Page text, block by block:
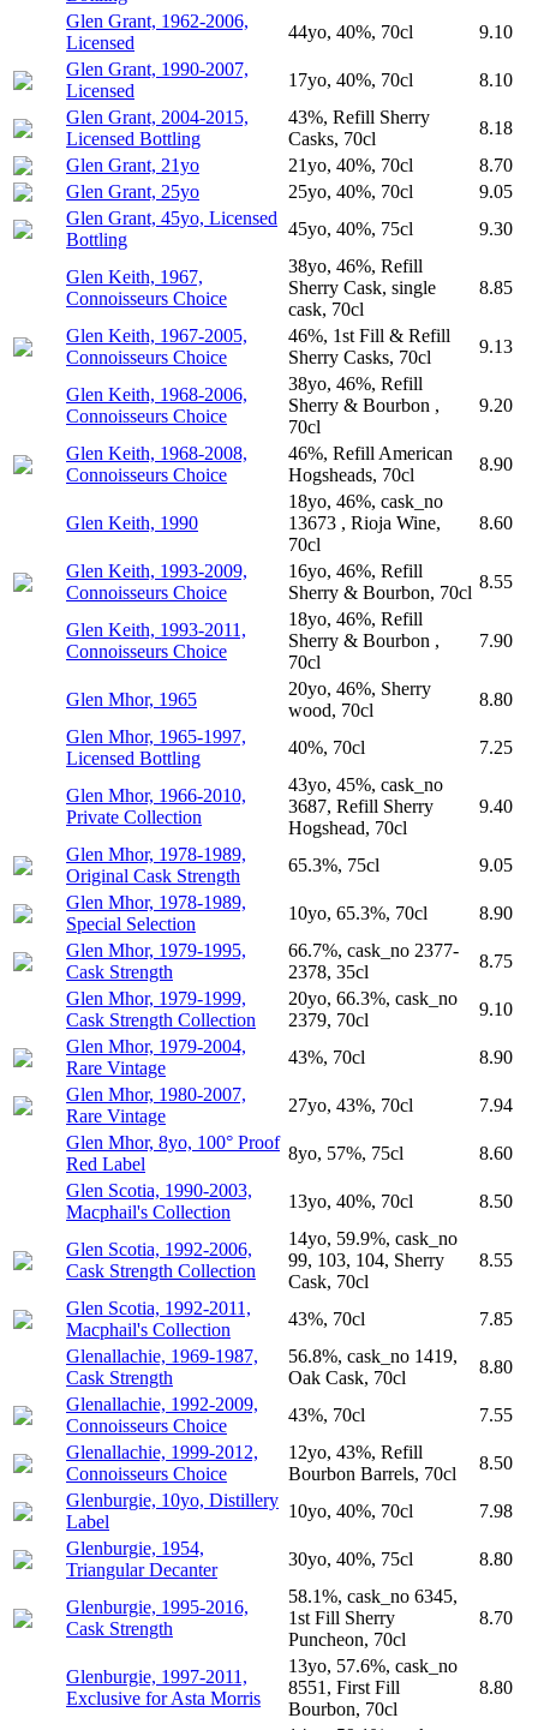
Glen Grant, 1962-2006,
Licensed
44yo, 40%, 70cl
9.10
Glen Grant, 1990-2007,
Licensed
17yo, 40%, 70cl
8.10
Glen Grant, 2004-2015,
Licensed Bottling
43%, Refill Sherry
Casks, 70cl
8.18
Glen Grant, 21yo
21yo, 40%, 70cl
8.70
Glen Grant, 25yo
25yo, 40%, 70cl
9.05
Glen Grant, 45yo, Licensed
Bottling
45yo, 40%, 75cl 9.30
Glen Keith, 1967,
Connoisseurs Choice
38yo, 46%, Refill
Sherry Cask, single
cask, 70cl
8.85
Glen Keith, 1967-2005,
Connoisseurs Choice
46%, 1st Fill & Refill
Sherry Casks, 70cl
9.13
Glen Keith, 1968-2006,
Connoisseurs Choice
38yo, 46%, Refill
Sherry & Bourbon ,
70cl
9.20
Glen Keith, 1968-2008,
Connoisseurs Choice
46%, Refill American
Hogsheads, 70cl
8.90
Glen Keith, 1990
18yo, 46%, cask_no
13673 , Rioja Wine,
70cl
8.60
Glen Keith, 1993-2009,
Connoisseurs Choice
16yo, 46%, Refill
Sherry & Bourbon, 70cl
8.55
Glen Keith, 1993-2011,
Connoisseurs Choice
18yo, 46%, Refill
Sherry & Bourbon ,
70cl
7.90
Glen Mhor, 1965
20yo, 46%, Sherry
wood, 70cl
8.80
Glen Mhor, 1965-1997,
Licensed Bottling
40%, 70cl 7.25
Glen Mhor, 1966-2010,
Private Collection
43yo, 45%, cask_no
3687, Refill Sherry
Hogshead, 70cl
9.40
Glen Mhor, 1978-1989,
Original Cask Strength
65.3%, 75cl
9.05
Glen Mhor, 1978-1989,
Special Selection
10yo, 65.3%, 70cl
8.90
Glen Mhor, 1979-1995,
Cask Strength
66.7%, cask_no 2377-
2378, 35cl
8.75
Glen Mhor, 1979-1999,
Cask Strength Collection
20yo, 66.3%, cask_no
2379, 70cl
9.10
Glen Mhor, 1979-2004,
Rare Vintage
43%, 70cl
8.90
Glen Mhor, 1980-2007,
Rare Vintage
27yo, 43%, 70cl
7.94
Glen Mhor, 8yo, 100° Proof
Red Label
8yo, 57%, 75cl
8.60
Glen Scotia, 1990-2003,
Macphail's Collection
13yo, 40%, 70cl 8.50
Glen Scotia, 1992-2006,
Cask Strength Collection
14yo, 59.9%, cask_no
99, 103, 104, Sherry
Cask, 70cl
8.55
Glen Scotia, 1992-2011,
Macphail's Collection
43%, 70cl
7.85
Glenallachie, 1969-1987,
Cask Strength
56.8%, cask_no 1419,
Oak Cask, 70cl
8.80
Glenallachie, 1992-2009,
Connoisseurs Choice
43%, 70cl
7.55
Glenallachie, 1999-2012,
Connoisseurs Choice
12yo, 43%, Refill
Bourbon Barrels, 70cl
8.50
Glenburgie, 10yo, Distillery
Label
10yo, 40%, 70cl
7.98
Glenburgie, 1954,
Triangular Decanter
30yo, 40%, 75cl 8.80
Glenburgie, 1995-2016,
Cask Strength
58.1%, cask_no 6345,
1st Fill Sherry
Puncheon, 70cl
8.70
Glenburgie, 1997-2011,
Exclusive for Asta Morris
13yo, 57.6%, cask_no
8551, First Fill
Bourbon, 70cl
8.80